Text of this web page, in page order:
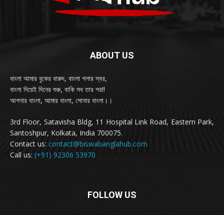
ABOUT US
বাংলা আমার বুকের বারুদ, বাংলা গলার স্বর,
বাংলা দিয়েই দিনের শুরু, বাকি সব তার পর!!
আপনার বাংলা, আমার বাংলা, সোনার বাংলা।।
3rd Floor, Satavisha Bldg, 11 Hospital Link Road, Eastern Park,
Santoshpur, Kolkata, India 700075.
Contact us: contact@biswabanglahub.com
Call us: (+91) 92306 53970
FOLLOW US